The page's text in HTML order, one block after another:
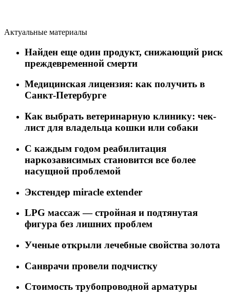
Актуальные материалы
Найден еще один продукт, снижающий риск
преждевременной смерти
Медицинская лицензия: как получить в
Санкт-Петербурге
Как выбрать ветеринарную клинику: чек-
лист для владельца кошки или собаки
C каждым годом реабилитация
наркозависимых становится все более
насущной проблемой
Экстендер miracle extender
LPG массаж — стройная и подтянутая
фигура без лишних проблем
Ученые открыли лечебные свойства золота
Санврачи провели подчистку
Стоимость трубопроводной арматуры